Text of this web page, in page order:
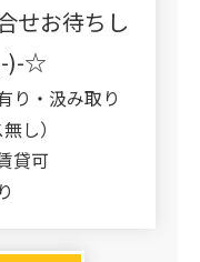
せお待ちし
)-☆
り・汲み取り
し）
貸可